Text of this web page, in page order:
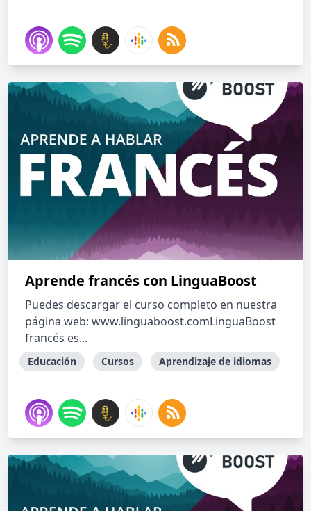
Aprende francés con LinguaBoost
Puedes descargar el curso completo en nuestra
página web: www.linguaboost.comLinguaBoost
francés es...
Educación Cursos Aprendizaje de idiomas